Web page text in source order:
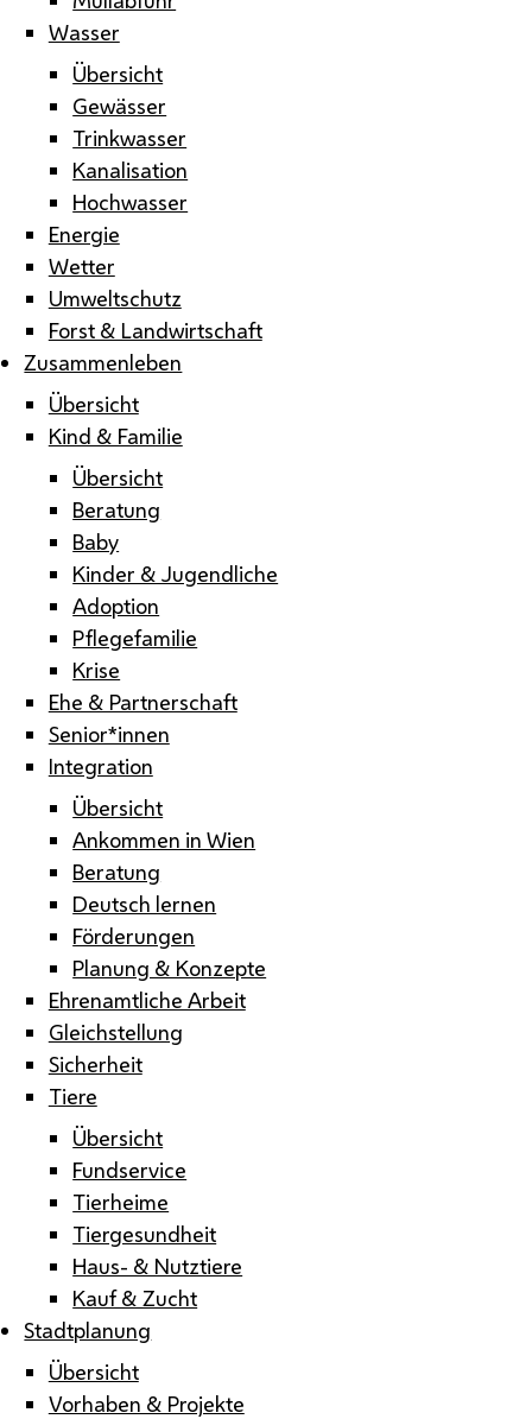
Wasser
Übersicht
Gewässer
Trinkwasser
Kanalisation
Hochwasser
Energie
Wetter
Umweltschutz
Forst & Landwirtschaft
Zusammenleben
Übersicht
Kind & Familie
Übersicht
Beratung
Baby
Kinder & Jugendliche
Adoption
Pflegefamilie
Krise
Ehe & Partnerschaft
Senior*innen
Integration
Übersicht
Ankommen in Wien
Beratung
Deutsch lernen
Förderungen
Planung & Konzepte
Ehrenamtliche Arbeit
Gleichstellung
Sicherheit
Tiere
Übersicht
Fundservice
Tierheime
Tiergesundheit
Haus- & Nutztiere
Kauf & Zucht
Stadtplanung
Übersicht
Vorhaben & Projekte